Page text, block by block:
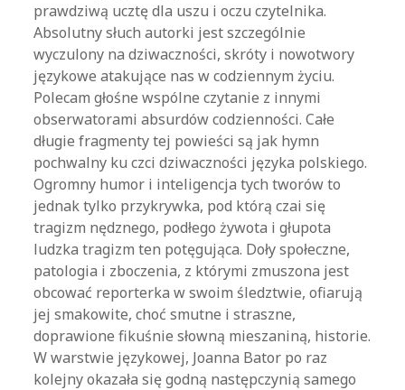
prawdziwą ucztę dla uszu i oczu czytelnika.
Absolutny słuch autorki jest szczególnie
wyczulony na dziwaczności, skróty i nowotwory
językowe atakujące nas w codziennym życiu.
Polecam głośne wspólne czytanie z innymi
obserwatorami absurdów codzienności. Całe
długie fragmenty tej powieści są jak hymn
pochwalny ku czci dziwaczności języka polskiego.
Ogromny humor i inteligencja tych tworów to
jednak tylko przykrywka, pod którą czai się
tragizm nędznego, podłego żywota i głupota
ludzka tragizm ten potęgująca. Doły społeczne,
patologia i zboczenia, z którymi zmuszona jest
obcować reporterka w swoim śledztwie, ofiarują
jej smakowite, choć smutne i straszne,
doprawione fikuśnie słowną mieszaniną, historie.
W warstwie językowej, Joanna Bator po raz
kolejny okazała się godną następczynią samego